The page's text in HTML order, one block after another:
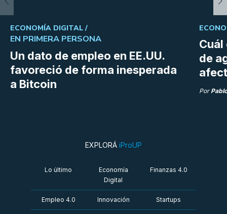
Un dato de empleo en EE.UU.
favoreció de forma inesperada
a Bitcoin
ECONOMÍA DIGITAL /
EN PRIMERA PERSONA
de
Por
EXPLORÁ iProUP
Lo último
Economía
Digital
Finanzas 4.0
Empleo 4.0 Innovación Startups